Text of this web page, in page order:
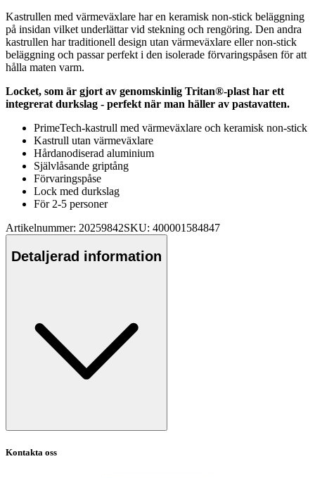
Kastrullen med värmeväxlare har en keramisk non-stick beläggning
på insidan vilket underlättar vid stekning och rengöring. Den andra
kastrullen har traditionell design utan värmeväxlare eller non-stick
beläggning och passarperfekt i den isolerade förvaringspåsen för att
hålla maten varm.
Locket, som är gjort av genomskinlig Tritan®-plast har ett
integrerat durkslag - perfekt när man häller av pastavatten.
PrimeTech-kastrull med värmeväxlare och keramisk non-stick
Kastrull utan värmeväxlare
Hårdanodiserad aluminium
Självlåsande griptång
Förvaringspåse
Lock med durkslag
För 2-5 personer
Artikelnummer: 20259842SKU: 400001584847
Detaljerad information
Kontakta oss